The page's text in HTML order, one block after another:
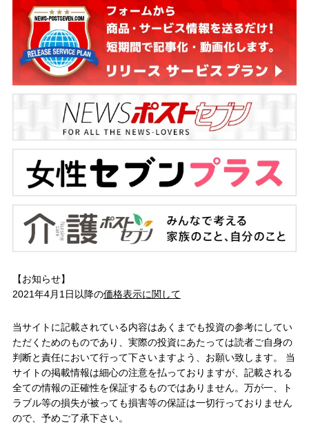
【お知らせ】
2021年4月1日以降の価格表示に関して
当サイトに記載されている内容はあくまでも投資の参考にしてい
ただくためのものであり、実際の投資にあたっては読者ご自身の
判断と責任において行って下さいますよう、お願い致します。 当
サイトの掲載情報は細心の注意を払っておりますが、記載される
全ての情報の正確性を保証するものではありません。万が一、ト
ラブル等の損失が被っても損害等の保証は一切行っておりません
ので、予めご了承下さい。